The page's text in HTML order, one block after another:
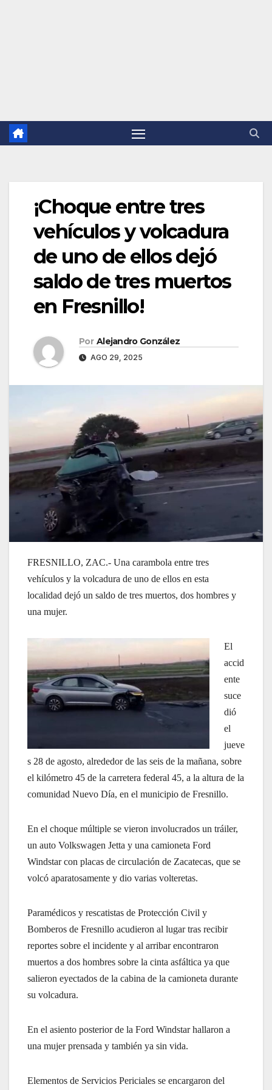
¡Choque entre tres
vehículos y volcadura
de uno de ellos dejó
saldo de tres muertos
en Fresnillo!
Por Alejandro González
AGO 29, 2025
FRESNILLO, ZAC.- Una carambola entre tres
vehículos y la volcadura de uno de ellos en esta
localidad dejó un saldo de tres muertos, dos hombres y
una mujer.
El
accid
ente
suce
dió
el
jueve
s 28 de agosto, alrededor de las seis de la mañana, sobre
el kilómetro 45 de la carretera federal 45, a la altura de la
comunidad Nuevo Día, en el municipio de Fresnillo.
En el choque múltiple se vieron involucrados un tráiler,
un auto Volkswagen Jetta y una camioneta Ford
Windstar con placas de circulación de Zacatecas, que se
volcó aparatosamente y dio varias volteretas.
Paramédicos y rescatistas de Protección Civil y
Bomberos de Fresnillo acudieron al lugar tras recibir
reportes sobre el incidente y al arribar encontraron
muertos a dos hombres sobre la cinta asfáltica ya que
salieron eyectados de la cabina de la camioneta durante
su volcadura.
En el asiento posterior de la Ford Windstar hallaron a
una mujer prensada y también ya sin vida.
Elementos de Servicios Periciales se encargaron del